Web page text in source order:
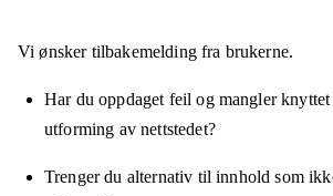
Vi ønsker tilbakemelding fra brukerne.
Har du oppdaget feil og mangler
utforming av nettstedet?
Trenger du alternativ til innhold som